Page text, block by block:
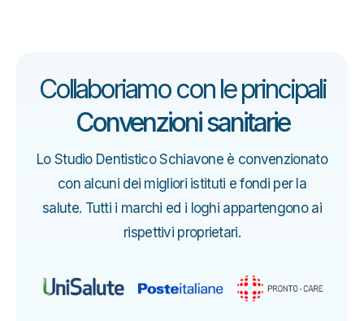
Collaboriamo con le principali
Convenzioni sanitarie
Lo Studio Dentistico Schiavone è convenzionato
con alcuni dei migliori istituti e fondi per la
salute. Tutti i marchi ed i loghi appartengono ai
rispettivi proprietari.